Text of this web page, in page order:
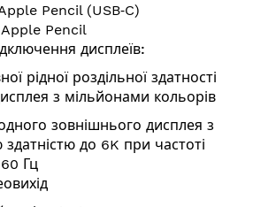
Pencil (USB‑C)
Pencil
дисплеїв:
рідної роздільної здатності
з мільйонами кольорів
зовнішнього дисплея з
до 6K при частоті
Гц